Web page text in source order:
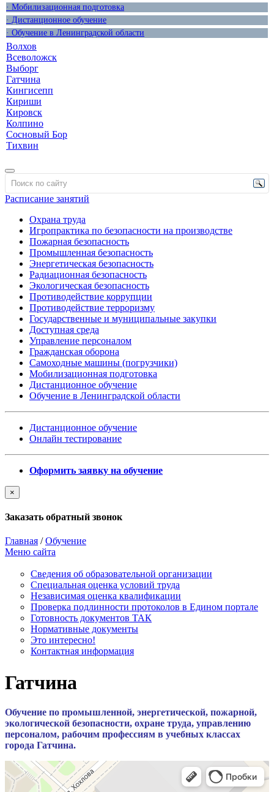
· Мобилизационная подготовка
· Дистанционное обучение
· Обучение в Ленинградской области
Волхов
Всеволожск
Выборг
Гатчина
Кингисепп
Кириши
Кировск
Колпино
Сосновый Бор
Тихвин
Расписание занятий
Охрана труда
Игропрактика по безопасности на производстве
Пожарная безопасность
Промышленная безопасность
Энергетическая безопасность
Радиационная безопасность
Экологическая безопасность
Противодействие коррупции
Противодействие терроризму
Государственные и муниципальные закупки
Доступная среда
Управление персоналом
Гражданская оборона
Самоходные машины (погрузчики)
Мобилизационная подготовка
Дистанционное обучение
Обучение в Ленинградской области
Дистанционное обучение
Онлайн тестирование
Оформить заявку на обучение
×
Заказать обратный звонок
Главная /Обучение
Меню сайта
Сведения об образовательной организации
Cпециальная оценка условий труда
Независимая оценка квалификации
Проверка подлинности протоколов в Едином портале
Готовность документов ТАК
Нормативные документы
Это интересно!
Контактная информация
Гатчина
Обучение по промышленной, энергетической, пожарной,
экологической безопасности, охране труда, управлению
персоналом, рабочим профессиям в учебных классах
города Гатчина.